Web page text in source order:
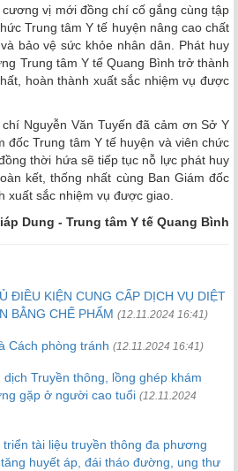
vị mới đồng chí cố gắng cùng tập
Trung tâm Y tế huyện nâng cao chất
bảo vệ sức khỏe nhân dân. Phát huy
Trung tâm Y tế Quang Bình trở thành
hoàn thành xuất sắc nhiệm vụ được
Nguyễn Văn Tuyến đã cảm ơn Sở Y
đốc Trung tâm Y tế huyện và viên chức
thời hứa sẽ tiếp tục nỗ lực phát huy
kết, thống nhất cùng Ban Giám đốc
xuất sắc nhiệm vụ được giao.
Dung - Trung tâm Y tế Quang Bình
ĐIỀU KIỆN CUNG CẤP DỊCH VỤ DIỆT
BẰNG CHẾ PHẨM (12.11.2024 16:41)
Cách phòng tránh (12.11.2024 16:41)
Truyền thông, lồng ghép khám
gặp ở người cao tuổi (12.11.2024
tài liệu truyền thông đa phương
huyết áp, đái tháo đường, ung thư